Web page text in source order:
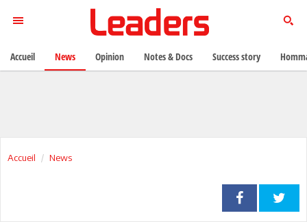
Accueil News
Accueil News Opinion Notes & Docs Success story